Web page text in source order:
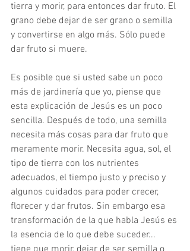
tierra y morir, para entonces dar fruto. El
grano debe dejar de ser grano o semilla
y convertirse en algo más. Sólo puede
dar fruto si muere.
Es posible que si usted sabe un poco
más de jardinería que yo, piense que
esta explicación de Jesús es un poco
sencilla. Después de todo, una semilla
necesita más cosas para dar fruto que
meramente morir. Necesita agua, sol, el
tipo de tierra con los nutrientes
adecuados, el tiempo justo y preciso y
algunos cuidados para poder crecer,
florecer y dar frutos. Sin embargo esa
transformación de la que habla Jesús es
la esencia de lo que debe suceder...